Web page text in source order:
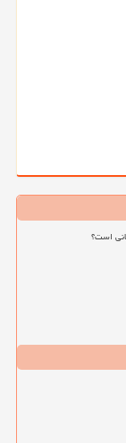
است؟